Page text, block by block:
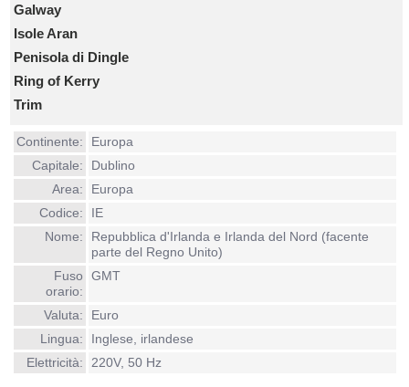
Galway
Isole Aran
Penisola di Dingle
Ring of Kerry
Trim
Continente:
Europa
Capitale:
Dublino
Area:
Europa
Codice:
IE
Nome:
Repubblica d'Irlanda e Irlanda del Nord (facente
parte del Regno Unito)
Fuso
orario:
GMT
Valuta:
Euro
Lingua:
Inglese, irlandese
Elettricità:
220V, 50 Hz